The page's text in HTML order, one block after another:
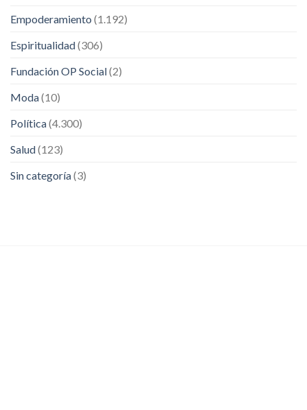
Empoderamiento (1.192)
Espiritualidad(306)
Fundación OP Social(2)
Moda(10)
Política(4.300)
Salud(123)
Sin categoría(3)